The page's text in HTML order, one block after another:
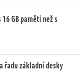
GB paměti než s
řadu základní desky